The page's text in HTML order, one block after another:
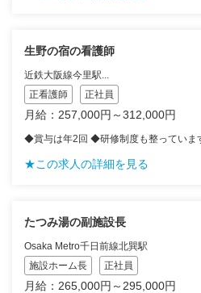
生野の宿の看護師
近鉄大阪線今里駅...
正看護師
正社員
月給：257,000円～312,000円
◆賞与は年2回 ◆研修制度も整っていま
★この求人の詳細を見る
たつみ湯の副施設長
Osaka Metro千日前線北巽駅
施設ホーム長
正社員
月給：265,000円～295,000円